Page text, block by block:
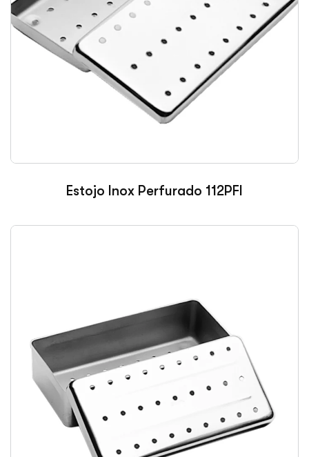
Estojo Inox Perfurado 112PFI